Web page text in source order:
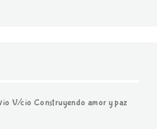
V/cio Construyendo amor y paz